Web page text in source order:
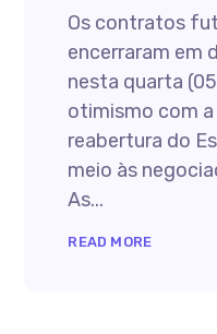
Os contratos
encerraram em
nesta quarta
otimismo com
reabertura do
meio às
As...
READ MORE